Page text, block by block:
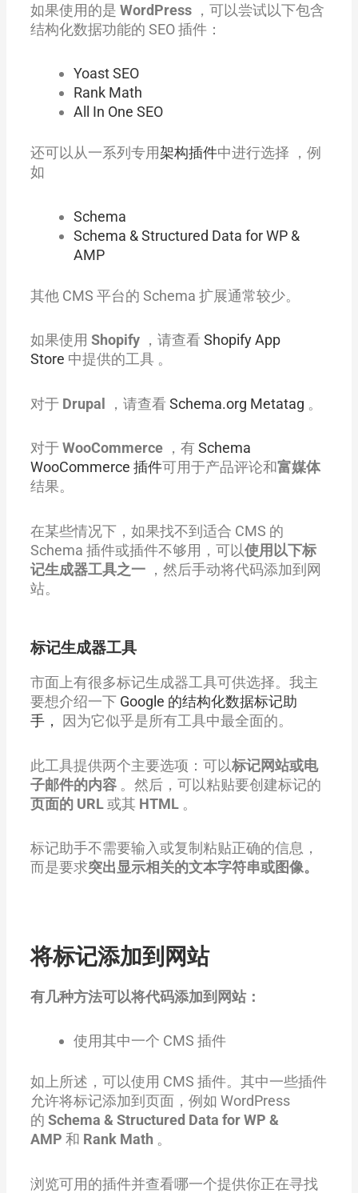
如果使用的是 WordPress，可以尝试以下包含
结构化数据功能的 SEO 插件：
Yoast SEO
Rank Math
All In One SEO
还可以从一系列专用架构插件中进行选择 ，例
如
Schema
Schema & Structured Data for WP &
AMP
其他 CMS 平台的 Schema 扩展通常较少。
如果使用 Shopify，请查看Shopify App
Store 中提供的工具 。
对于 Drupal ，请查看Schema.org Metatag 。
对于WooCommerce，有Schema
WooCommerce 插件可用于产品评论和富媒体
结果。
在某些情况下，如果找不到适合 CMS 的
Schema 插件或插件不够用，可以使用以下标
记生成器工具之一，然后手动将代码添加到网
站。
标记生成器工具
市面上有很多标记生成器工具可供选择。我主
要想介绍一下 Google 的结构化数据标记助
手，
因为它似乎是所有工具中最全面的。
此工具提供两个主要选项：可以标记网站或电
子邮件的内容。然后，可以粘贴要创建标记的
页面的 URL或其 HTML。
标记助手不需要输入或复制粘贴正确的信息，
而是要求突出显示相关的文本字符串或图像。
将标记添加到网站
有几种方法可以将代码添加到网站：
使用其中一个 CMS 插件
如上所述，可以使用 CMS 插件。其中一些插件
允许将标记添加到页面，例如 WordPress
的 Schema & Structured Data for WP &
AMP 和 Rank Math 。
浏览可用的插件并查看哪一个提供你正在寻找